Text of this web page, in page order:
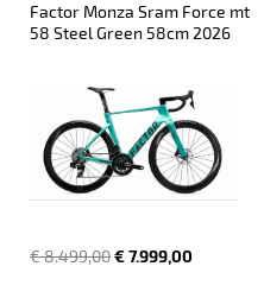
Factor Monza Sram Force mt
58 Steel Green 58cm 2026
€ 8.499,00€ 7.999,00